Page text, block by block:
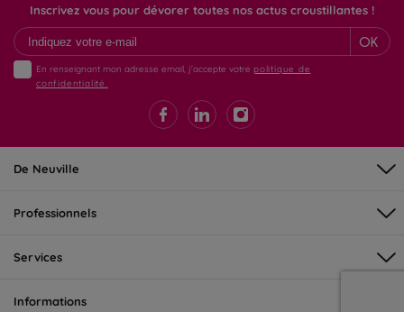
Inscrivez vous pour dévorer toutes nos actus croustillantes !
OK
En renseignant mon adresse email, j'accepte votre politique de
confidentialité.
De Neuville
Professionnels
Services
Informations